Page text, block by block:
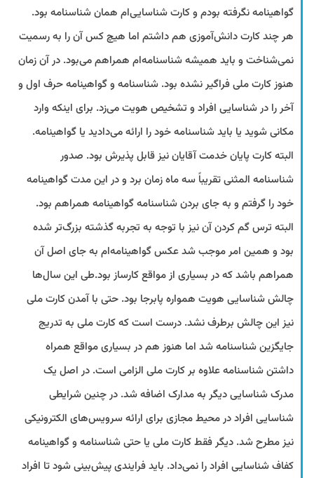
گواهینامه نگرفته بودم و کارت شناسایی‌ام همان شناسنامه بود.
هر چند کارت دانش‌آموزی هم داشتم اما هیچ‌ کس آن را به رسمیت
نمی‌شناخت و باید همیشه شناسنامه‌ام همراهم می‌بود. در آن زمان
هنوز کارت ملی فراگیر نشده بود. شناسنامه و گواهینامه حرف اول و
آخر را در شناسایی افراد و تشخیص هویت می‌زد. برای اینکه وارد
مکانی شوید یا باید شناسنامه خود را ارائه می‌دادید یا گواهینامه.
البته کارت پایان خدمت آقایان نیز قابل پذیرش بود. صدور
شناسنامه المثنی تقریباً سه ماه زمان برد و در این مدت گواهینامه
خود را گرفتم و به ‌جای بردن شناسنامه گواهینامه همراهم بود.
البته ترس گم کردن آن نیز با توجه به تجربه گذشته بزرگ‌تر شده
بود و همین امر موجب شد عکس گواهینامه‌ام به ‌جای اصل آن
همراهم باشد که در بسیاری از مواقع کارساز بود.طی این سال‌ها
چالش شناسایی هویت همواره پابرجا بود. حتی با آمدن کارت ملی
نیز این چالش برطرف نشد. درست است که کارت ملی به تدریج
جایگزین شناسنامه شد اما هنوز هم در بسیاری مواقع همراه
داشتن شناسنامه علاوه بر کارت ملی الزامی است. در اصل یک
مدرک شناسایی دیگر به مدارک اضافه شد. در چنین شرایطی
شناسایی افراد در محیط مجازی برای ارائه سرویس‌های الکترونیکی
نیز مطرح شد. دیگر فقط کارت ملی یا حتی شناسنامه و گواهینامه
کفاف شناسایی افراد را نمی‌داد. باید فرایندی پیش‌بینی شود تا افراد